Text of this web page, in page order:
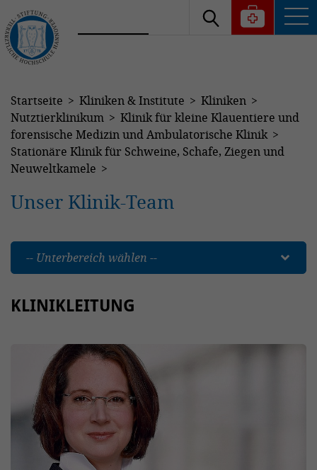
Startseite Kliniken & Institute
Kliniken
Nutztierklinikum
Klinik für kleine Klauentiere und
forensische Medizin und Ambulatorische Klinik
Stationäre Klinik für Schweine, Schafe, Ziegen und
Neuweltkamele
Unser Klinik-Team
-- Unterbereich wählen --
KLINIKLEITUNG